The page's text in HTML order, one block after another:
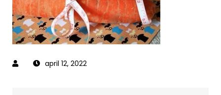
april 12, 2022